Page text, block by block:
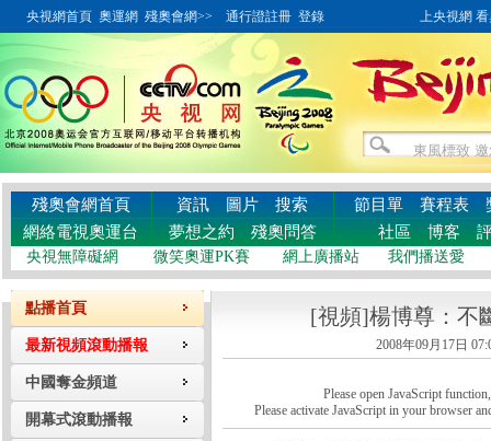
央視網首頁 奧運網 殘奧會網>> 通行證註冊 登錄 上央視網 看奧
殘奧會網首頁 資訊 圖片 搜索 節目單 賽程表
網絡電視奧運台
夢想之約 殘奧問答 社區 博客
央視無障礙網 微笑奧運PK賽 網上廣播站 我們播送愛
點播首頁
最新視頻滾動播報
中國奪金頻道
開幕式滾動播報
[視頻]楊博尊：不
2008年09月17日
Please open JavaScript
Please activate JavaScript in your browser